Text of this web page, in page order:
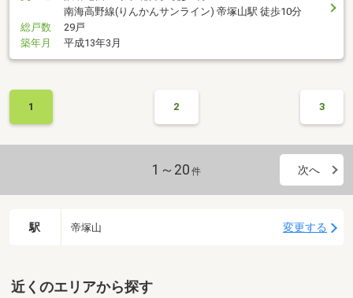
南海高野線(りんかんサンライン) 帝塚山駅 徒歩10分
総戸数
29戸
築年月
平成13年3月
1 2 3
1～20 件 次へ
駅 帝塚山 変更する
近くのエリアから探す